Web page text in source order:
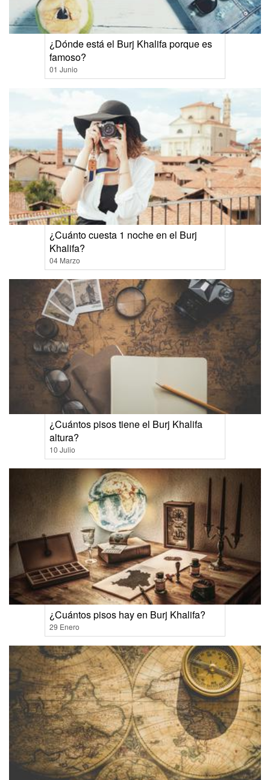
¿Dónde está el Burj Khalifa porque es
famoso?
01 Junio
¿Cuánto cuesta 1 noche en el Burj
Khalifa?
04 Marzo
¿Cuántos pisos tiene el Burj Khalifa
altura?
10 Julio
¿Cuántos pisos hay en Burj Khalifa?
29 Enero